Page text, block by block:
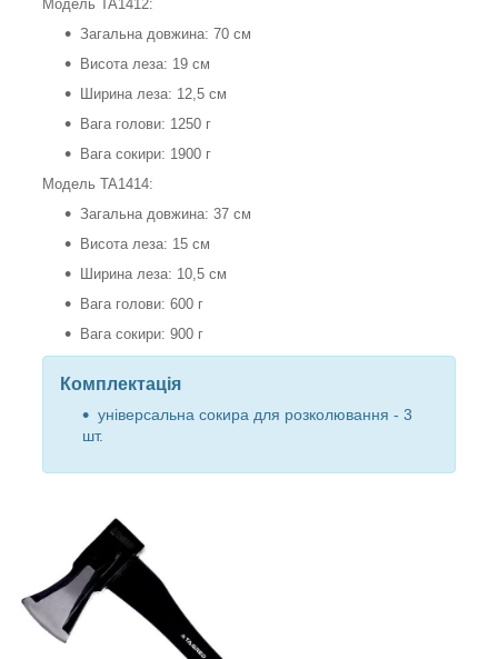
Модель TA1412:
Загальна довжина: 70 см
Висота леза: 19 см
Ширина леза: 12,5 см
Вага голови: 1250 г
Вага сокири: 1900 г
Модель TA1414:
Загальна довжина: 37 см
Висота леза: 15 см
Ширина леза: 10,5 см
Вага голови: 600 г
Вага сокири: 900 г
Комплектація
універсальна сокира для розколювання - 3
шт.